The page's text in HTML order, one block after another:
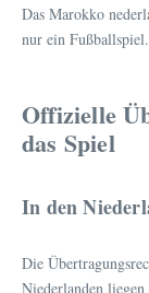
Das Marokko
nur ein
Offizielle
das Spiel
In den
Die
Niederlanden